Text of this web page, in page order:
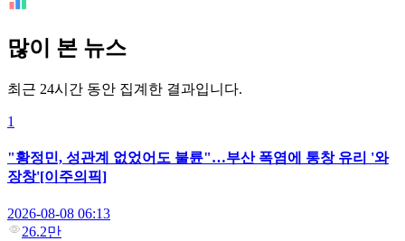
많이 본 뉴스
최근 24시간 동안 집계한 결과입니다.
1
"황정민, 성관계 없었어도 불륜"…부산 폭염에 통창 유리 '와
장창'[이주의픽]
2026-08-08 06:13
26.2만